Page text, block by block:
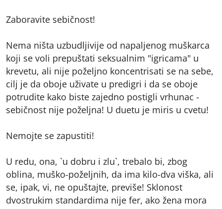
Zaboravite sebičnost!
Nema ništa uzbudljivije od napaljenog muškarca
koji se voli prepuštati seksualnim "igricama" u
krevetu, ali nije poželjno koncentrisati se na sebe,
cilj je da oboje uživate u predigri i da se oboje
potrudite kako biste zajedno postigli vrhunac -
sebičnost nije poželjna! U duetu je miris u cvetu!
Nemojte se zapustiti!
U redu, ona, `u dobru i zlu`, trebalo bi, zbog
oblina, muško-poželjnih, da ima kilo-dva viška, ali
se, ipak, vi, ne opuštajte, previše! Sklonost
dvostrukim standardima nije fer, ako žena mora